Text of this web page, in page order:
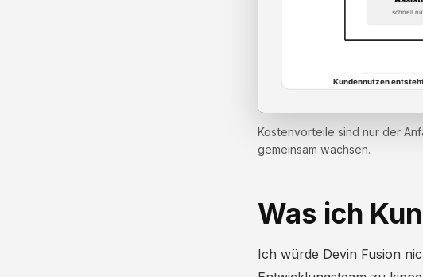
Kostenvorteile sind nur der
gemeinsam wachsen.
Was ich
Ich würde Devin Fusion